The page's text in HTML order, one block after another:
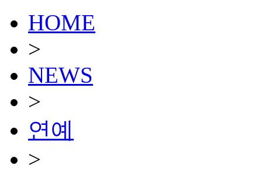
HOME
>
NEWS
>
연예
>